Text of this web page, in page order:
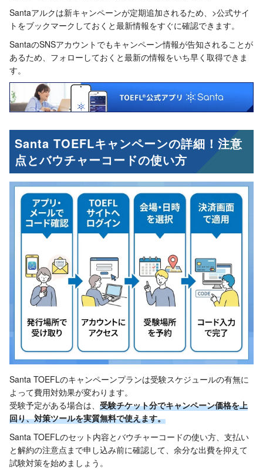
Santaアルクは新キャンペーンが定期追加されるため、>公式サイ
トをブックマークしておくと最新情報をすぐに確認できます。
SantaのSNSアカウントでもキャンペーン情報が告知されることが
あるため、フォローしておくと最新の情報をいち早く取得できま
す。
Santa TOEFLキャンペーンの詳細！注意
点とバウチャーコードの使い方
Santa TOEFLのキャンペーンプランは受験スケジュールの有無に
よって費用対効果が変わります。
受験予定がある場合は、 受験チケット分でキャンペーン価格を上
回り、対策ツールを実質無料で使えます。
Santa TOEFLのセット内容とバウチャーコードの使い方、支払い
と解約の注意点まで申し込み前に確認して、余分な出費を抑えて
試験対策を始めましょう。